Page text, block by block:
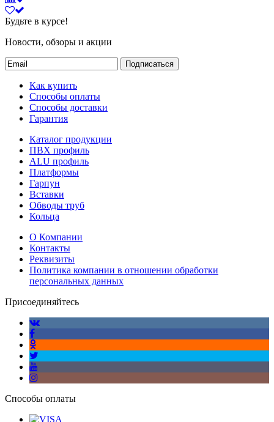
Будьте в курсе!
Новости, обзоры и акции
Подписаться
Как купить
Способы оплаты
Способы доставки
Гарантия
Каталог продукции
ПВХ профиль
ALU профиль
Платформы
Гарпун
Вставки
Обводы труб
Кольца
О Компании
Контакты
Реквизиты
Политика компании в отношении обработки
персональных данных
Присоединяйтесь
Способы оплаты